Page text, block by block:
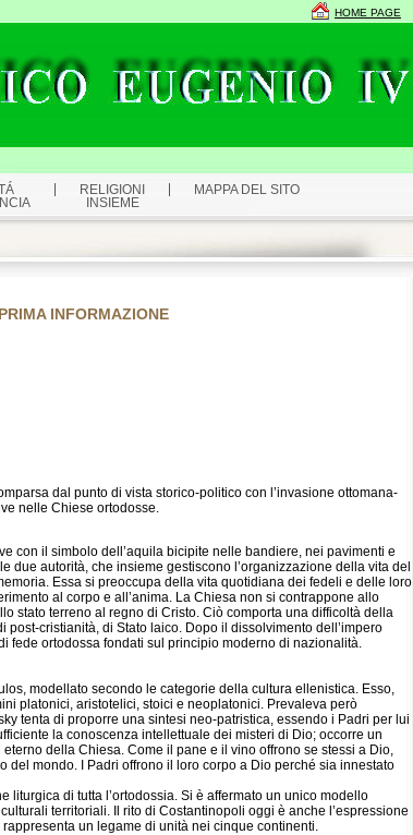
HOME PAGE
RELIGIONI
INSIEME
MAPPA DEL SITO
INFORMAZIONE
dal punto di vista storico-politico con l’invasione ottomana-
nelle Chiese ortodosse.
con il simbolo dell’aquila bicipite nelle bandiere, nei pavimenti e
due autorità, che insieme gestiscono l’organizzazione della vita del
Essa si preoccupa della vita quotidiana dei fedeli e delle loro
al corpo e all’anima. La Chiesa non si contrappone allo
stato terreno al regno di Cristo. Ciò comporta una difficoltà della
cristianità, di Stato laico. Dopo il dissolvimento dell’impero
fede ortodossa fondati sul principio moderno di nazionalità.
modellato secondo le categorie della cultura ellenistica. Esso,
platonici, aristotelici, stoici e neoplatonici. Prevaleva però
tenta di proporre una sintesi neo-patristica, essendo i Padri per lui
la conoscenza intellettuale dei misteri di Dio; occorre un
della Chiesa. Come il pane e il vino offrono se stessi a Dio,
del mondo. I Padri offrono il loro corpo a Dio perché sia innestato
liturgica di tutta l’ortodossia. Si è affermato un unico modello
territoriali. Il rito di Costantinopoli oggi è anche l’espressione
un legame di unità nei cinque continenti.